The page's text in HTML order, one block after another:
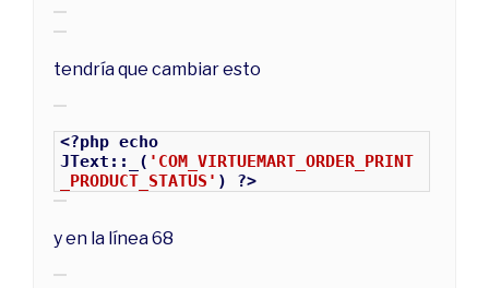
tendría que cambiar esto
<?php echo
JText::_( 'COM_VIRTUEMART_ORDER_PRINT
_PRODUCT_STATUS' ) ?>
y en la línea 68